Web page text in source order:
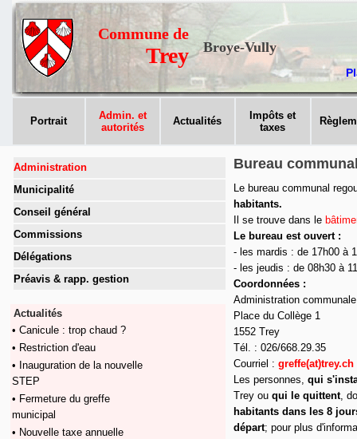
Commune de
Broye-Vully
Trey
Portrait
Admin. et
autorités
Actualités
Impôts et
taxes
Administration
Municipalité
Conseil général
Commissions
Délégations
Préavis & rapp. gestion
Actualités
• Canicule : trop chaud ?
• Restriction d'eau
• Inauguration de la nouvelle
STEP
• Fermeture du greffe
municipal
• Nouvelle taxe annuelle
Bureau
Le bureau communal
habitants.
Il se trouve dans le
Le bureau est ouvert :
- les mardis : de 17h00 à
- les jeudis : de 08h30 à
Coordonnées :
Administration communale
Place du Collège 1
1552 Trey
Tél. : 026/668.29.35
Courriel : greffe(at)trey.ch
Les personnes, qui
Trey ou qui le quittent,
habitants dans les 8
départ; pour plus